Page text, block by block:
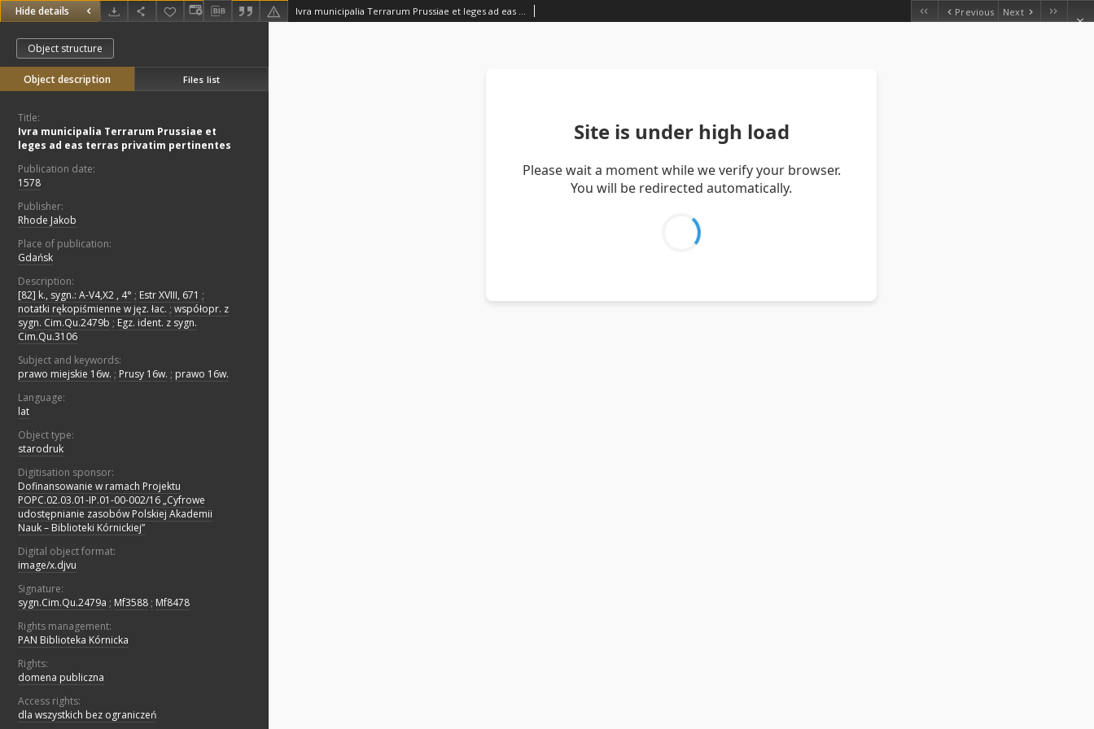
Hide details Ivra municipalia Terrarum Prussiae et leges ad eas terras privatim pertinentes Previous Next
Object structure
Object description Files list
Title:
Ivra municipalia Terrarum Prussiae et
leges ad eas terras privatim pertinentes
Publication date:
1578
Publisher:
Rhode Jakob
Place of publication:
Gdańsk
Description:
[82] k., sygn.: A-V4,X2 , 4° ; Estr XVIII, 671 ;
notatki rękopiśmienne w jęz. łac. ; współopr. z
sygn. Cim.Qu.2479b ; Egz. ident. z sygn.
Cim.Qu.3106
Subject and keywords:
prawo miejskie 16w. ; Prusy 16w. ; prawo 16w.
Language:
lat
Object type:
starodruk
Digitisation sponsor:
Dofinansowanie w ramach Projektu
POPC.02.03.01-IP.01-00-002/16 „Cyfrowe
udostępnianie zasobów Polskiej Akademii
Nauk – Biblioteki Kórnickiej”
Digital object format:
image/x.djvu
Signature:
sygn.Cim.Qu.2479a ; Mf3588 ; Mf8478
Rights management:
PAN Biblioteka Kórnicka
Rights:
domena publiczna
Access rights:
dla wszystkich bez ograniczeń